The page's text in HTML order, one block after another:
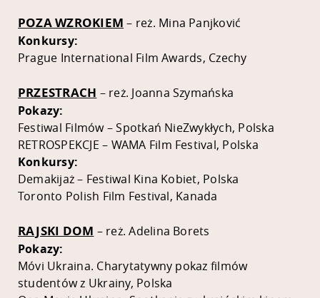
POZA WZROKIEM – reż. Mina Panjković
Konkursy:
Prague International Film Awards, Czechy
PRZESTRACH – reż. Joanna Szymańska
Pokazy:
Festiwal Filmów – Spotkań NieZwykłych, Polska
RETROSPEKCJE – WAMA Film Festival, Polska
Konkursy:
Demakijaż – Festiwal Kina Kobiet, Polska
Toronto Polish Film Festival, Kanada
RAJSKI DOM – reż. Adelina Borets
Pokazy:
Móvi Ukraina. Charytatywny pokaz filmów
studentów z Ukrainy, Polska